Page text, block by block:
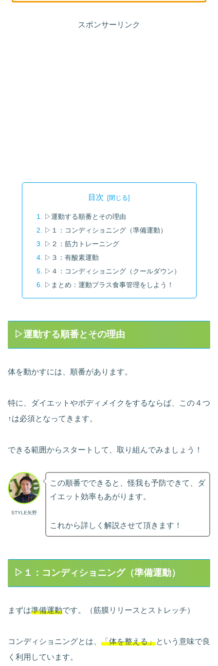
スポンサーリンク
目次
▷運動する順番とその理由
▷１：コンディショニング（準備運動）
▷２：筋力トレーニング
▷３：有酸素運動
▷４：コンディショニング（クールダウン）
▷まとめ：運動プラス食事管理をしよう！
▷運動する順番とその理由
体を動かすには、順番があります。
特に、ダイエットやボディメイクをするならば、この４つ
↑は必須となってきます。
できる範囲からスタートして、取り組んでみましょう！
STYLE矢野
この順番でできると、怪我も予防できて、ダ
イエット効率もあがります。
これから詳しく解説させて頂きます！
▷１：コンディショニング（準備運動）
まずは準備運動です。（筋膜リリースとストレッチ）
コンディショニングとは、 「体を整える」という意味で良
く利用しています。